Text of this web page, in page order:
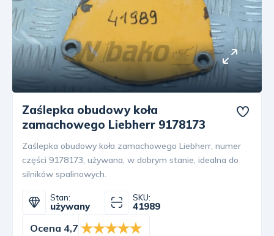
Zaślepka obudowy koła
zamachowego Liebherr 9178173
Zaślepka obudowy koła zamachowego Liebherr, numer
części 9178173, używana, w dobrym stanie, idealna do
silników spalinowych.
Stan:
używany
SKU:
41989
Ocena 4,7